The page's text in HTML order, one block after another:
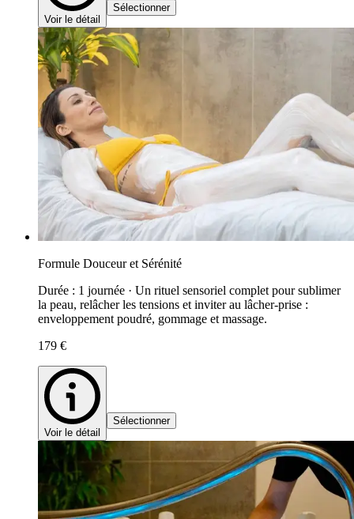
Voir le détail
Sélectionner
Formule Douceur et Sérénité
Durée : 1 journée · Un rituel sensoriel complet pour sublimer
la peau, relâcher les tensions et inviter au lâcher-prise :
enveloppement poudré, gommage et massage.
179 €
Voir le détail
Sélectionner